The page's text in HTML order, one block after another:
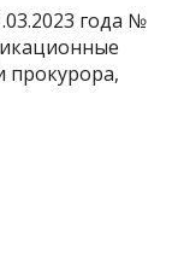
года №
прокурора,